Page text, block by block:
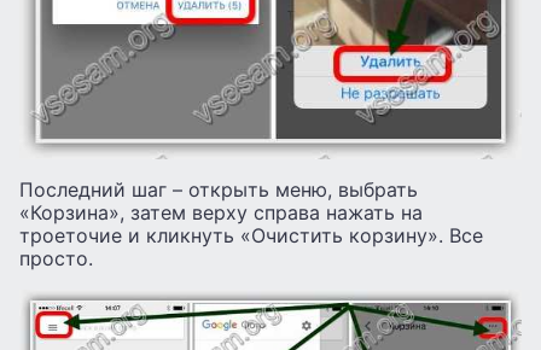
Последний шаг – открыть меню, выбрать
«Корзина», затем верху справа нажать на
троеточие и кликнуть «Очистить корзину». Все
просто.